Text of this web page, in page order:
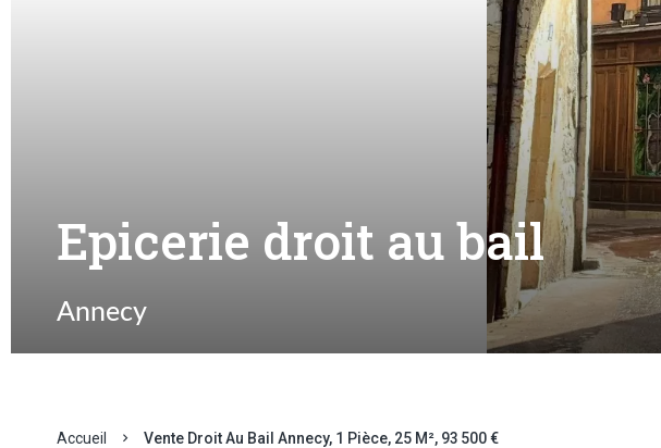
Epicerie droit au bail
Annecy
Accueil Vente Droit Au Bail Annecy, 1 Pièce, 25 M², 93 500 €